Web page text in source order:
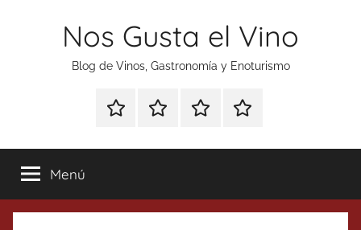
Nos Gusta el Vino
Blog de Vinos, Gastronomía y Enoturismo
Especial
Tonics
Enoturismo
Gastronomía
RankingContacto
Menú